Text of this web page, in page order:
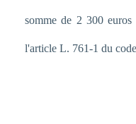
somme de 2 300
l'article L. 761-1 du